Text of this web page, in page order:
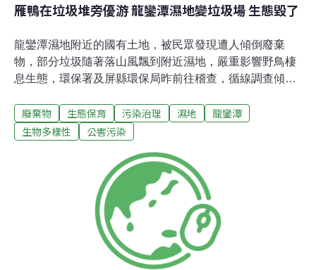
雁鴨在垃圾堆旁優游 龍鑾潭濕地變垃圾場 生態毀了
龍鑾潭濕地附近的國有土地，被民眾發現遭人傾倒廢棄
物，部分垃圾隨著落山風飄到附近濕地，嚴重影響野鳥棲
息生態，環保署及屏縣環保局昨前往稽查，循線調查傾倒
附近的濕地，上週被龍鑾潭管理站人員及附近民眾發現，
超過百輛卡車次的廢棄物，大剌剌棄置在濕地旁的土堤，
群雁鴨就在滿坑滿谷廢棄物旁優游，畫面突兀又令人氣
憤」。墾管處龍鑾潭管理站指出，近半月來，龍鑾潭濕地
經常被落山風飄來大量廢棄物污染，經他追查發現是附近
50公尺外的濕地，竟被堆置了數十噸以上的建築廢棄物，
讓他相當痛心，雖然該處並非國家公園管轄，仍主動行文
向環保單位舉發。環保署南區稽查大隊昨會同縣環保局稽
查，查出遭棄置的地點，除部份為黃姓地主所有，多數為
廢棄物 生態保育 污染治理 濕地
龍鑾潭
生物多樣性
公害污染